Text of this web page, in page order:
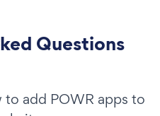
Questions
add POWR apps to